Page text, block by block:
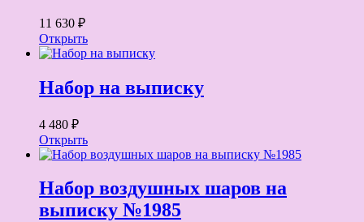
11 630 ₽
Открыть
Набор на выписку
4 480 ₽
Открыть
Набор воздушных шаров на
выписку №1985